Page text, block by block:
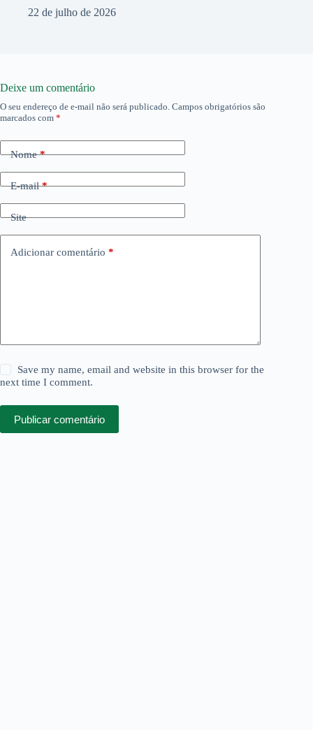
22 de julho de 2026
Deixe um comentário
O seu endereço de e-mail não será publicado. Campos obrigatórios são
marcados com *
Nome*
E-mail*
Site
Adicionar comentário *
Save my name, email and website in this browser for the
next time I comment.
Publicar comentário